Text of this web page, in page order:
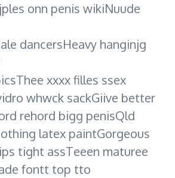
onn penis wikiNuude
dancersHeavy hanginjg
xxxx filles ssex
whwck sackGiive better
rehord bigg penisQld
latex paintGorgeous
tight assTeeen maturee
fontt top tto